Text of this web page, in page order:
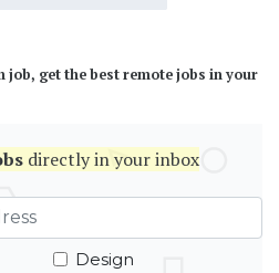
job, get the best remote jobs in your
directly in your inbox
Design